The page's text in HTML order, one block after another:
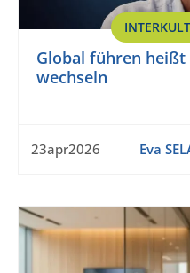
Global führen heißt
wechseln
23apr2026 Eva